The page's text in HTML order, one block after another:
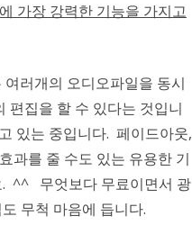
가장 강력한 기능을 가지고
러개의 오디오파일을 동시
편집을 할 수 있다는 것입니
있는 중입니다. 페이드아웃,
과를 줄 수도 있는 유용한 기
. ^^ 무엇보다 무료이면서 광
무척 마음에 듭니다.